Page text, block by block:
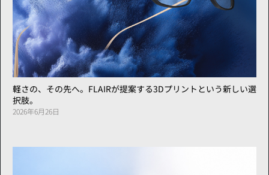
軽さの、その先へ。FLAIRが提案する3Dプリントという新しい選
択肢。
2026年6月26日